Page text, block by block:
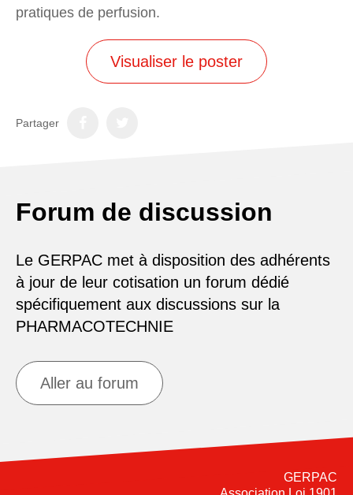
pratiques de perfusion.
Visualiser le poster
Partager
Forum de discussion
Le GERPAC met à disposition des adhérents
à jour de leur cotisation un forum dédié
spécifiquement aux discussions sur la
PHARMACOTECHNIE
Aller au forum
GERPAC